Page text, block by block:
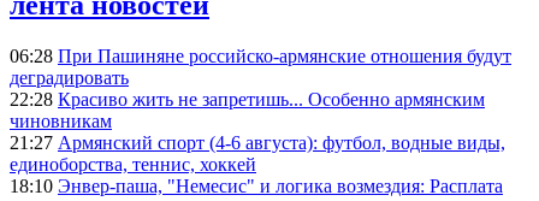
06:28 При Пашиняне российско-армянские отношения будут
деградировать
22:28 Красиво жить не запретишь... Особенно армянским
чиновникам
21:27 Армянский спорт (4-6 августа): футбол, водные виды,
единоборства, теннис, хоккей
18:10 Энвер-паша, "Немесис" и логика возмездия: Расплата